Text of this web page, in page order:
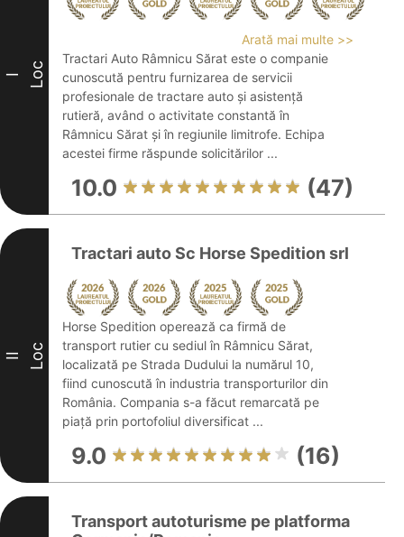
I Loc
Arată mai multe >>
Tractari Auto Râmnicu Sărat este o companie
cunoscută pentru furnizarea de servicii
profesionale de tractare auto și asistență
rutieră, având o activitate constantă în
Râmnicu Sărat și în regiunile limitrofe. Echipa
acestei firme răspunde solicitărilor ...
10.0 (47)
II Loc
Tractari auto Sc Horse Spedition srl
Horse Spedition operează ca firmă de
transport rutier cu sediul în Râmnicu Sărat,
localizată pe Strada Dudului la numărul 10,
fiind cunoscută în industria transporturilor din
România. Compania s-a făcut remarcată pe
piață prin portofoliul diversificat ...
9.0 (16)
Transport autoturisme pe platforma